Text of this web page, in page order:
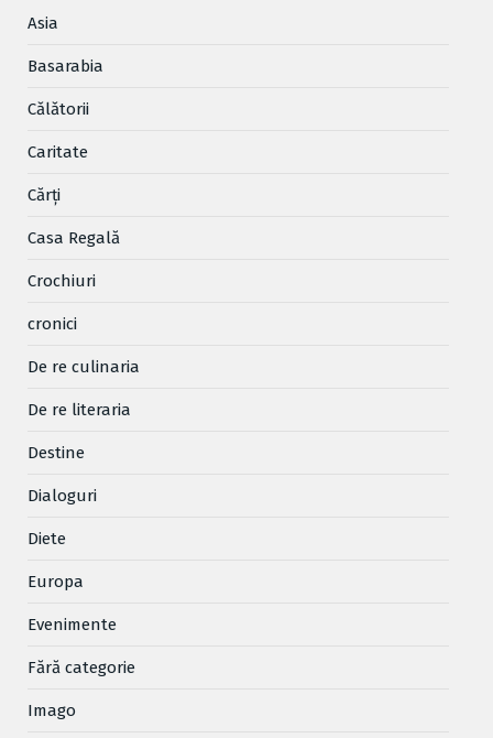
Asia
Basarabia
Cǎlǎtorii
Caritate
Cărţi
Casa Regală
Crochiuri
cronici
De re culinaria
De re literaria
Destine
Dialoguri
Diete
Europa
Evenimente
Fără categorie
Imago